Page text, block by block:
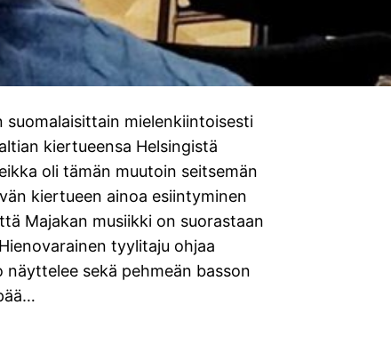
suomalaisittain mielenkiintoisesti
kiertueensa Helsingistä
oli tämän muutoin seitsemän
kiertueen ainoa esiintyminen
Majakan musiikki on suorastaan
tyylitaju ohjaa
näyttelee sekä pehmeän basson